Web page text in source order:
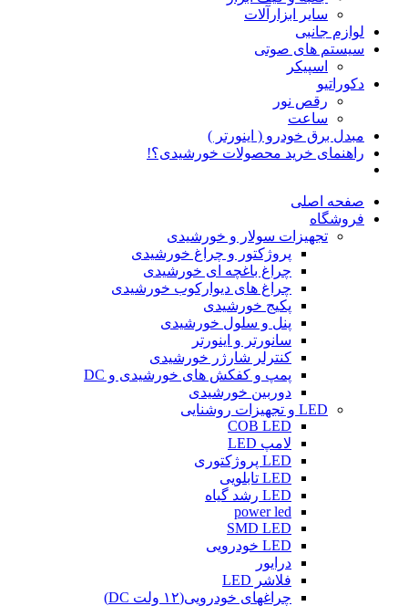
سایر ابزارآلات
لوازم جانبی
سیستم های صوتی
اسپیکر
دکوراتیو
رقص نور
ساعت
مبدل برق خودرو ( اینورتر )
راهنمای خرید محصولات خورشیدی؟!
صفحه اصلی
فروشگاه
تجهیزات سولار و خورشیدی
پروژکتور و چراغ خورشیدی
چراغ باغچه ای خورشیدی
چراغ های دیوارکوب خورشیدی
پکیج خورشیدی
پنل و سلول خورشیدی
سانورتر و اینورتر
کنترلر شارژر خورشیدی
پمپ و کفکش های خورشیدی و DC
دوربین خورشیدی
LED و تجهیزات روشنایی
COB LED
لامپ LED
LED پروژکتوری
LED تابلویی
LED رشد گیاه
power led
SMD LED
LED خودرویی
درایور
فلاشر LED
چراغهای خودرویی(۱۲ ولت DC)